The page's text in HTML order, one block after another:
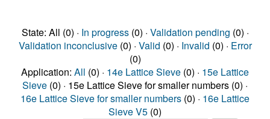
State: All (0) · In progress(0) · Validation pending (0) ·
Validation inconclusive(0) · Valid (0) · Invalid (0) · Error
(0)
Application: All (0) · 14e Lattice Sieve (0) · 15e Lattice
Sieve (0) · 15e Lattice Sieve for smaller numbers (0) ·
16e Lattice Sieve for smaller numbers (0) · 16e Lattice
Sieve V5 (0)